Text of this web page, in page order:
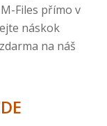
Files přímo v
náskok
na náš